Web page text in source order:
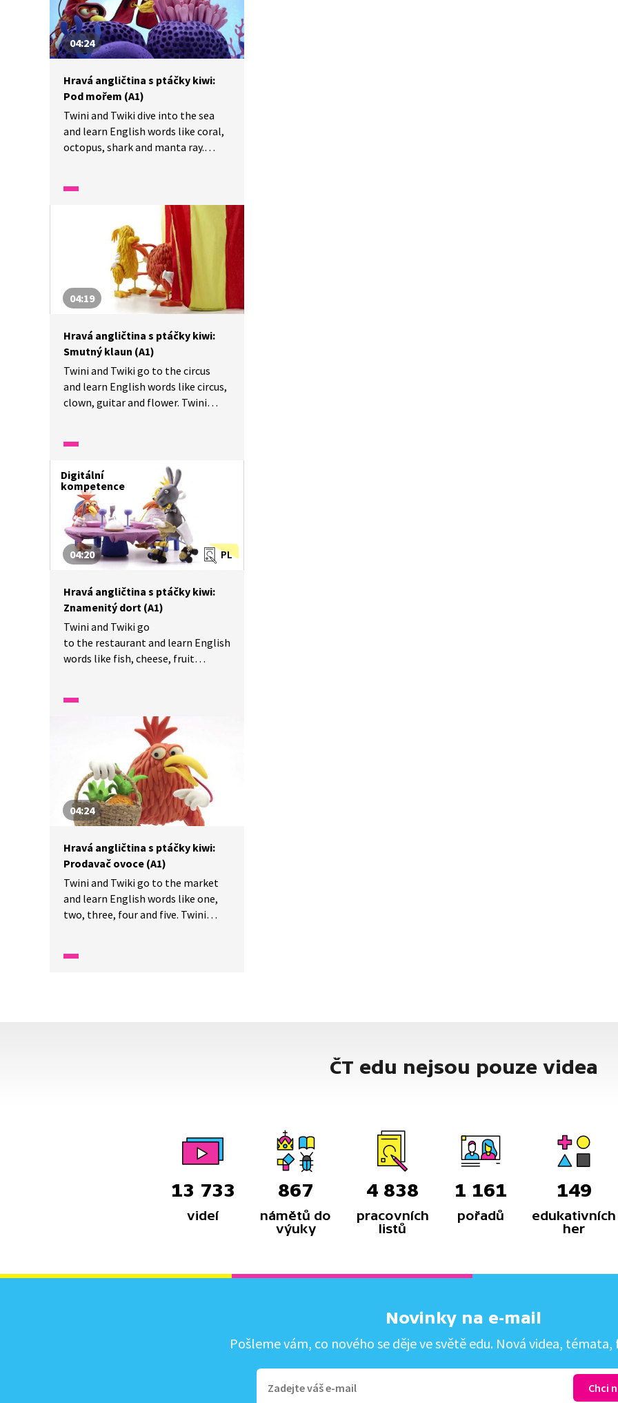
04:24
Hravá angličtina s ptáčky kiwi:
Pod mořem (A1)
Twini and Twiki dive into the sea
and learn English words like coral,
octopus, shark and manta ray.
chobotnice, žralok a rejnok.
04:19
Hravá angličtina s ptáčky kiwi:
Smutný klaun (A1)
Twini and Twiki go to the circus
and learn English words like circus,
clown, guitar and flower. Twini
a květina.
Digitální
kompetence
PL
04:20
Hravá angličtina s ptáčky kiwi:
Znamenitý dort (A1)
Twini and Twiki go
to the restaurant and learn English
words like fish, cheese, fruit
jako ryba, sýr, ovoce a dort.
04:24
Hravá angličtina s ptáčky kiwi:
Prodavač ovoce (A1)
Twini and Twiki go to the market
and learn English words like one,
two, three, four and five. Twini
a pět.
ČT edu nejsou pouze videa
13 733
videí
867
námětů do
výuky
4 838
pracovních
listů
1 161
pořadů
149
edukativních
her
Novinky na e-mail
Pošleme vám, co nového se děje ve světě edu. Nová videa, témata,